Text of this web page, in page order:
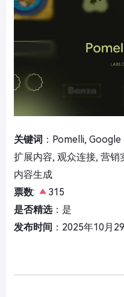
关键词 ：Pomelli,
扩展内容, 观众连接, 营销
内容生成
票数:
315
是否精选：是
发布时间 ：2025年10月